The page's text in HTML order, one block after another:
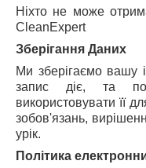
Ніхто не може
CleanExpert
Зберігання Даних
Ми зберігаємо вашу
запис діє, та по
використовувати її
зобов'язань,
урік.
Політика